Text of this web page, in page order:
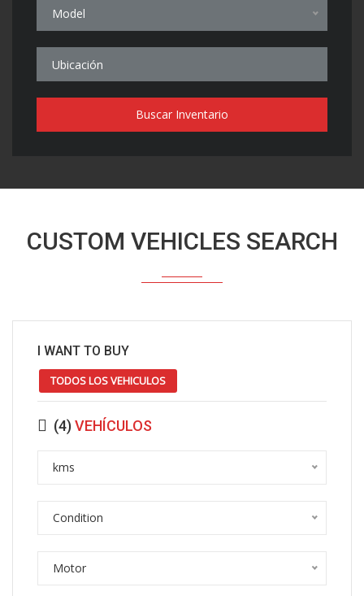
Model
Buscar Inventario
CUSTOM VEHICLES SEARCH
I WANT TO BUY
TODOS LOS VEHICULOS
kms
Condition
Motor
(4) VEHÍCULOS